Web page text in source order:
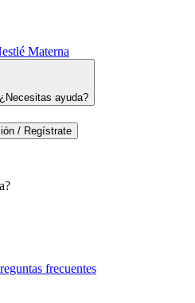
Materna
¿Necesitas ayuda?
/ Regístrate
frecuentes